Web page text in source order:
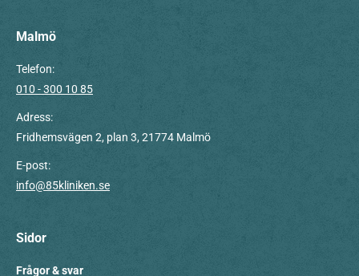
Malmö
Telefon:
010 - 300 10 85
Adress:
Fridhemsvägen 2, plan 3, 21774 Malmö
E-post:
info@85kliniken.se
Sidor
Frågor & svar